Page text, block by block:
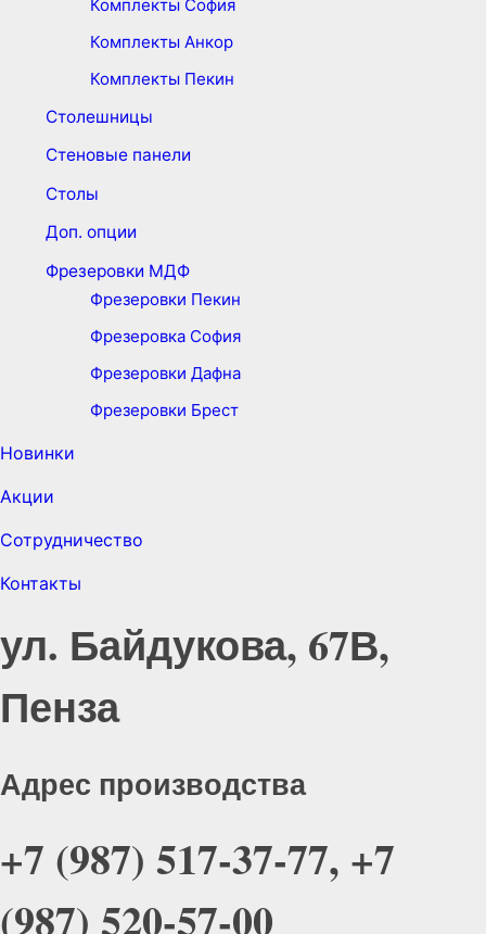
Комплекты София
Комплекты Анкор
Комплекты Пекин
Столешницы
Стеновые панели
Столы
Доп. опции
Фрезеровки МДФ
Фрезеровки Пекин
Фрезеровка София
Фрезеровки Дафна
Фрезеровки Брест
Новинки
Акции
Сотрудничество
Контакты
ул. Байдукова, 67В,
Пенза
Адрес производства
+7 (987) 517-37-77, +7
(987) 520-57-00